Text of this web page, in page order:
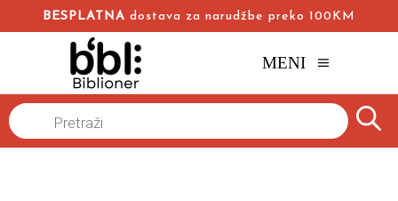
BESPLATNA dostava za narudžbe preko 100KM
MENI
Naslovna
Products
search